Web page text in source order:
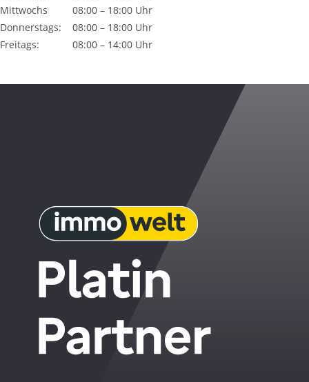
Mittwochs 08:00 – 18:00 Uhr
Donnerstags: 08:00 – 18:00 Uhr
Freitags: 08:00 – 14:00 Uhr